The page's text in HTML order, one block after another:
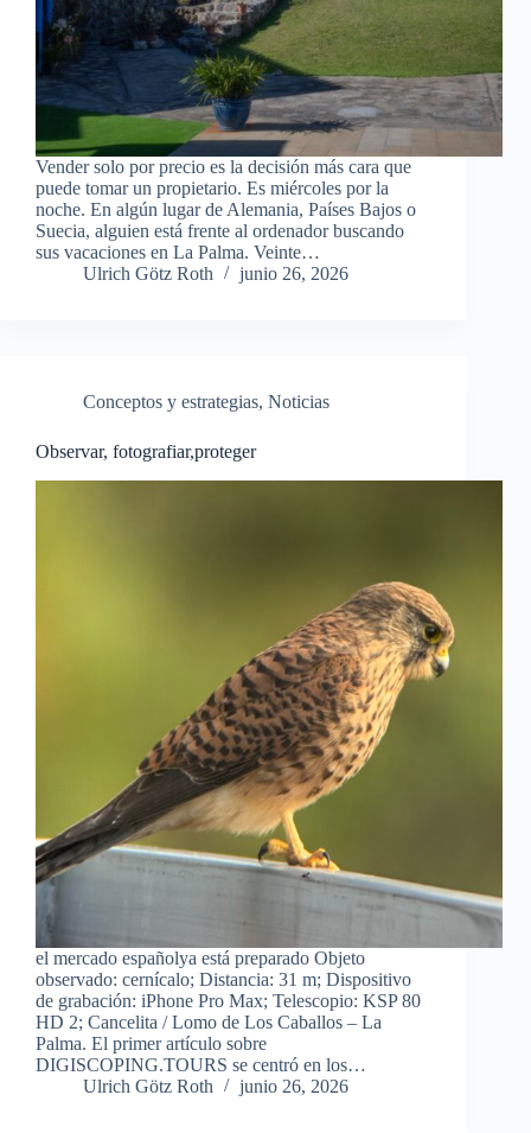
Vender solo por precio es la decisión más cara que
puede tomar un propietario. Es miércoles por la
noche. En algún lugar de Alemania, Países Bajos o
Suecia, alguien está frente al ordenador buscando
sus vacaciones en La Palma. Veinte…
Ulrich Götz Roth
junio 26, 2026
Conceptos y estrategias, Noticias
Observar, fotografiar,proteger
el mercado españolya está preparado Objeto
observado: cernícalo; Distancia: 31 m; Dispositivo
de grabación: iPhone Pro Max; Telescopio: KSP 80
HD 2; Cancelita / Lomo de Los Caballos – La
Palma. El primer artículo sobre
DIGISCOPING.TOURS se centró en los…
Ulrich Götz Roth
junio 26, 2026